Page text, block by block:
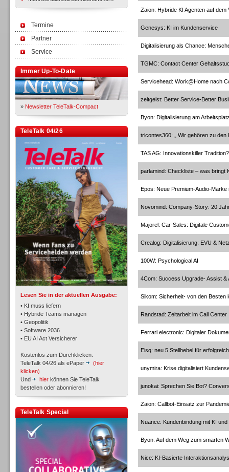
Termine
Partner
Service
Immer Up-To-Date
» Newsletter TeleTalk-Compact
TeleTalk 04/26
Lesen Sie in der aktuellen Ausgabe:
• KI muss liefern
• Hybride Teams managen
• Geopolitik
• Software 2036
• EU AI Act Versicherer
Kostenlos zum Durchklicken:
TeleTalk 04/26 als ePaper
(hier
klicken)
Und
hier können Sie TeleTalk
bestellen oder abonnieren!
TeleTalk Special
TK- und ACD-Systeme
Workforce-Management
Personal
Personal
Zaion: Hybride KI Agenten auf dem
Genesys: KI im Kundenservice
Digitalisierung als Chance:
TGMC: Contact Center
Servicehead: Work@Home nach
zeitgeist: Better Service-Better
Byon: Digitalisierung am
tricontes360: „ Wir gehören zu den
TAS AG: Innovationskiller Tradition?
parlamind: Checkliste – was bringt
Epos: Neue Premium-Audio-Marke
Novomind: Company-Story: 20
Majorel: Car-Sales: Digitale
Crealog: Digitalisierung: EVU &
100W: Psychological AI
4Com: Success Upgrade- Assist &
Sikom: Sicherheit- von den Besten
Randstad: Zeitarbeit im Call Center
Ferrari electronic: Digitaler
Eisq: neu 5 Stellhebel für
unymira: Krise digitalisiert
junokai: Sprechen Sie Bot?
Zaion: Callbot-Einsatz zur
Nuance: Kundenbindung mit KI und
Byon: Auf dem Weg zum smarten
Nice: KI-Basierte